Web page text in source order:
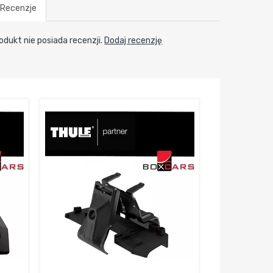
Recenzje
nie posiada recenzji. Dodaj recenzję